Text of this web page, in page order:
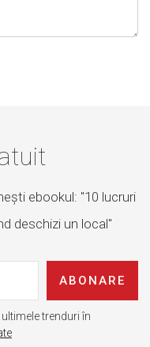
ebookul: "10 lucruri
deschizi un local"
ABONARE
trenduri în